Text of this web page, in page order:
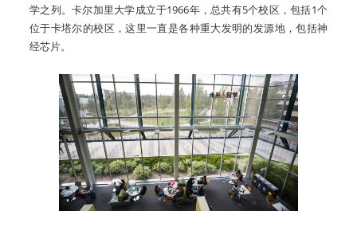
学之列。卡尔加里大学成立于1966年，总共有5个校区，包括1个
位于卡塔尔的校区，这里一直是各种重大发明的发源地，包括神
经芯片。